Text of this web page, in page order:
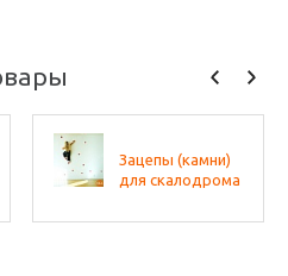
Зацепы (камни)
для скалодрома